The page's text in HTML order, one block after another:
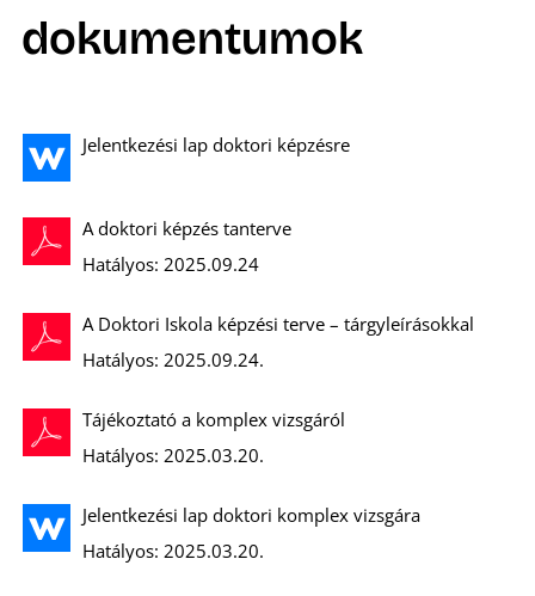
dokumentumok
Jelentkezési lap doktori képzésre
A doktori képzés tanterve
Hatályos: 2025.09.24
A Doktori Iskola képzési terve – tárgyleírásokkal
Hatályos: 2025.09.24.
Tájékoztató a komplex vizsgáról
Hatályos: 2025.03.20.
Jelentkezési lap doktori komplex vizsgára
Hatályos: 2025.03.20.